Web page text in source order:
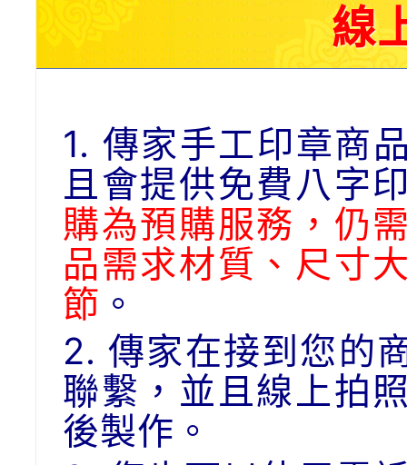
線
1. 傳家手工印章商
且會提供免費八字
購為預購服務，仍
品需求材質、尺寸
節 。
2. 傳家在接到您的
聯繫，並且線上拍
後製作。